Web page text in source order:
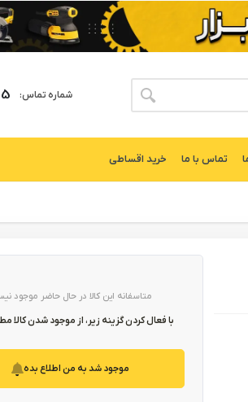
شماره تماس:
تماس با ما خرید اقساطی
متاسفانه این کالا در حال حاضر موجود
با فعال کردن گزینه زیر، از موجود شدن کالا
موجود شد به من اطلاع بده